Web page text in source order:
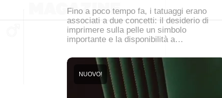
Fino a poco tempo fa, i tatuaggi erano
associati a due concetti: il desiderio di
imprimere sulla pelle un simbolo
importante e la disponibilità a…
NUOVO!